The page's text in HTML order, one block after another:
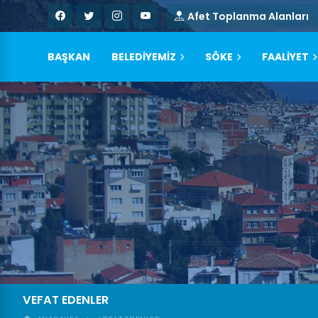
Afet Toplanma Alanları
BAŞKAN BELEDİYEMİZ SÖKE FAALİYET
VEFAT EDENLER